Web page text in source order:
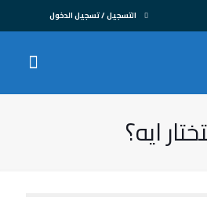
التسجيل / تسجيل الدخول
ايه؟